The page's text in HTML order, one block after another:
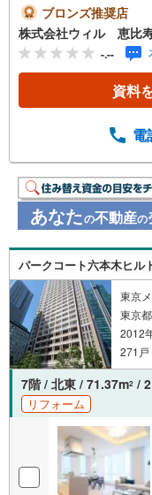
チン採用◆SIC
ウォークイン
洗濯物やお布
ベーターで上
導入済み！
りに便利な宅
お電話が繋が
望の日時をご
です。**住宅ロ
ーンも得意と
フォーム**理
ブロンズ推奨店
株式会社ウィル 恵比
-.--
資料
電
あなたの不動産の
パークコート六本木ヒル
東京
東京
2012
271戸
7階 / 北東 / 71.37m2 /
リフォーム